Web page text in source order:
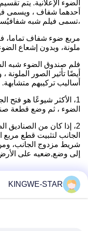
الضوء الإعلانية. يتم
أحدهما شفاف ، ويسمى
،تسمى فيلم شبه
مربع ضوء شفاف تماما،
ملونة، وبدون إشعاع
فلم صندوق الضوء شبه
أيضًا تأثير الصور
أساليب تركيبهم متشابهة.
1، الأكثر شيوعًا هو فتح
الضوء ، ثم وضع قطعة
2، إذا كان من
الجانب لتثبيت قطع مربع
شريط مزدوج الجانب،
إلى وضع,ضعيه على
KINGWE-STAR